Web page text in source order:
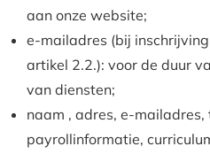
aan onze website;
e-mailadres (bij
artikel 2.2.): voor de duur
van diensten;
naam , adres, e-mailadres,
payrollinformatie,